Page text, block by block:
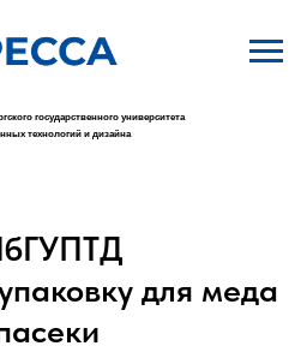
государственного университета
технологий и дизайна
для меда